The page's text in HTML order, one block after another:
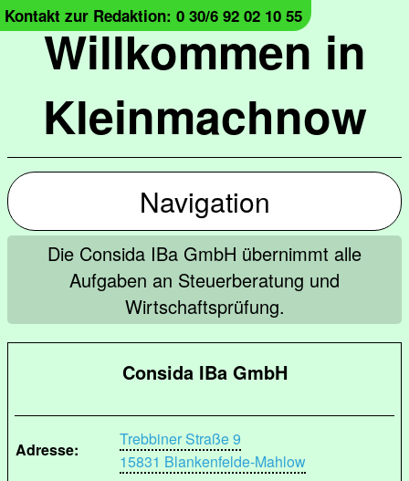
Willkommen in
Kleinmachnow
Kontakt zur Redaktion: 0 30/6 92 02 10 55
Navigation
Die Consida IBa GmbH übernimmt alle
Aufgaben an Steuerberatung und
Wirtschaftsprüfung.
Consida IBa GmbH
Adresse:
Trebbiner Straße 9
15831 Blankenfelde-Mahlow